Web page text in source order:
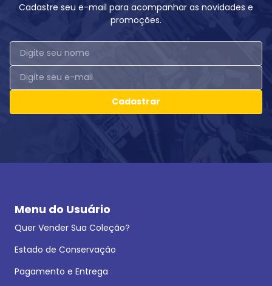
Cadastre seu e-mail para acompanhar as novidades e
promoções.
Cadastrar
Menu do Usuário
Quer Vender Sua Coleção?
Estado de Conservação
Pagamento e Entrega